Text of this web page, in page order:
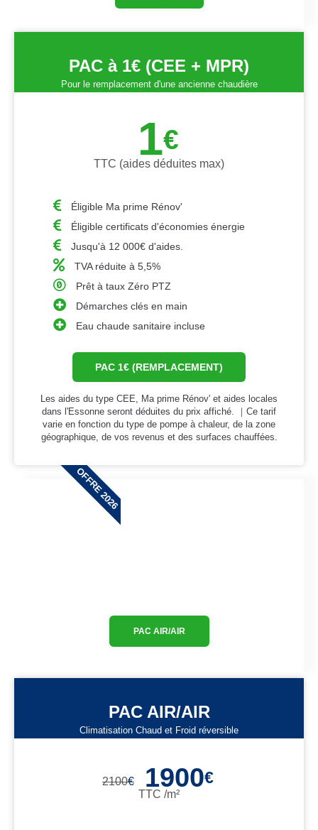
PAC à 1€ (CEE + MPR)
Pour le remplacement d'une ancienne chaudière
1€
TTC (aides déduites max)
Éligible Ma prime Rénov'
Éligible certificats d'économies énergie
Jusqu'à 12 000€ d'aides.
TVA réduite à 5,5%
Prêt à taux Zéro PTZ
Démarches clés en main
Eau chaude sanitaire incluse
PAC 1€ (REMPLACEMENT)
Les aides du type CEE, Ma prime Rénov' et aides locales
dans l'Essonne seront déduites du prix affiché. ｜Ce tarif
varie en fonction du type de pompe à chaleur, de la zone
géographique, de vos revenus et des surfaces chauffées.
OFFRE 2026
PAC AIR/AIR
PAC AIR/AIR
Climatisation Chaud et Froid réversible
2100€ 1900€
TTC /m²